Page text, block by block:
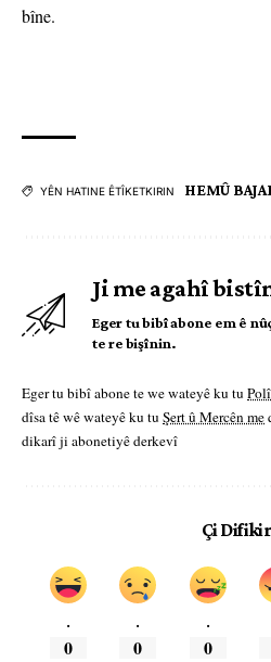
bîne.
YÊN HATINE ÊTÎKETKIRIN HEMÛ
Ji me agahî
Eger tu bibî abone em ê
te re bişînin.
Eger tu bibî abone te we wateyê ku tu
dîsa tê wê wateyê ku tu Şert û Mercên me
dikarî ji abonetiyê derkevî
Çi
.
0
.
0
.
0